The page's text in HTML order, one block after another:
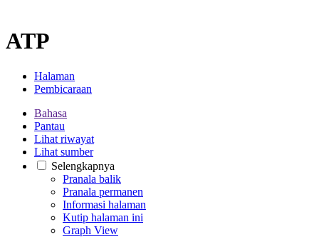
ATP
Halaman
Pembicaraan
Bahasa
Pantau
Lihat riwayat
Lihat sumber
Selengkapnya
Pranala balik
Pranala permanen
Informasi halaman
Kutip halaman ini
Graph View